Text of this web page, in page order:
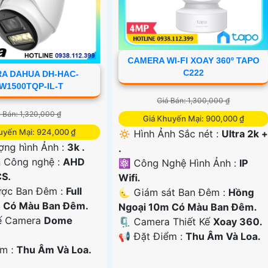
DAHUA DH-HAC-
IL-T
Bán: 1,320,000 ₫
Mại: 924,000 ₫
hình Ảnh : 3k .
nghệ :AHD
Ban Đêm : Full
Màu Ban Ðêm.
Dome
:Thu Âm Và Loa.
CAMERA WI-FI XOAY 360º TAPO
C222
Giá Bán: 1,300,000 ₫
Giá Khuyến Mại: 900,000 ₫
🔅 Hình Ảnh Sắc nét : Ultra 2k +
.
⚛️ Công Nghệ Hình Ảnh : IP
Wifi.
🌜 Giám sát Ban Đêm : Hồng
Ngoại 10m Có Màu Ban Ðêm.
🗜️ Camera Thiết Kế Xoay 360.
️📢 Đặt Điểm : Thu Âm Và Loa.